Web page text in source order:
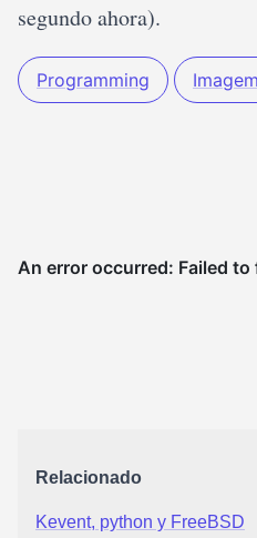
segundo ahora).
Programming
Relacionado
Kevent, python y FreeBSD